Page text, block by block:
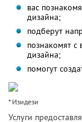
вас
дизайна;
подберут
познакомят с
дизайна;
помогут
* Изидези
Услуги